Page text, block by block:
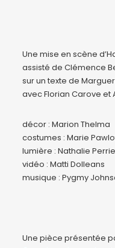
Une mise en scène
assisté de Clémence
sur un texte de
avec Florian Carove et
décor : Marion Thelma
costumes : Marie
lumière : Nathalie
vidéo : Matti Dolleans
musique : Pygmy
Une pièce présentée